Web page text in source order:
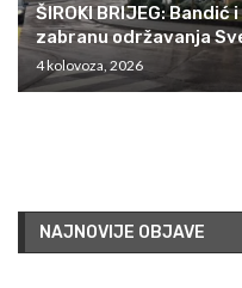
ŠIROKI BRIJEG:
zabranu održavanja
4 kolovoza, 2026
NAJNOVIJE OBJAVE